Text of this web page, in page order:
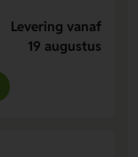
Levering vanaf
19 augustus